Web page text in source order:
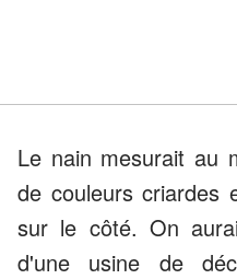
Le nain mesurait au
de couleurs criardes
sur le côté. On
d'une usine de